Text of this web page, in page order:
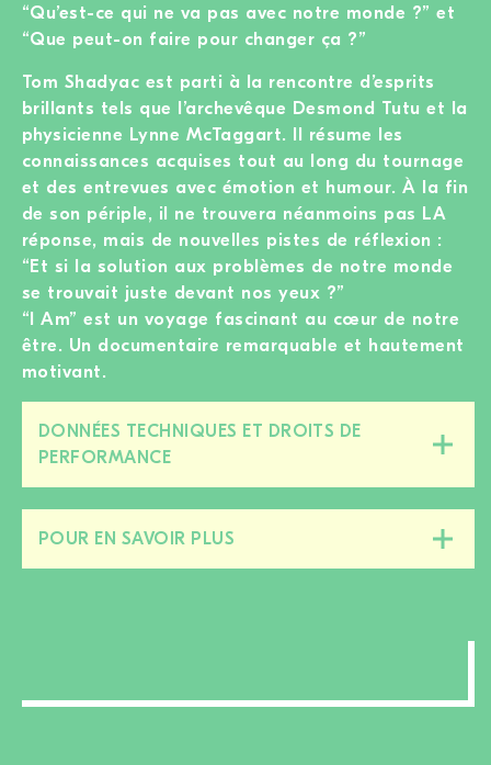
“Qu’est-ce qui ne va pas avec notre monde ?” et
“Que peut-on faire pour changer ça ?”
Tom Shadyac est parti à la rencontre d’esprits
brillants tels que l’archevêque Desmond Tutu et la
physicienne Lynne McTaggart. Il résume les
connaissances acquises tout au long du tournage
et des entrevues avec émotion et humour. À la fin
de son périple, il ne trouvera néanmoins pas LA
réponse, mais de nouvelles pistes de réflexion :
“Et si la solution aux problèmes de notre monde
se trouvait juste devant nos yeux ?”
“I Am” est un voyage fascinant au cœur de notre
être. Un documentaire remarquable et hautement
motivant.
DONNÉES TECHNIQUES ET DROITS DE
PERFORMANCE
POUR EN SAVOIR PLUS
cette